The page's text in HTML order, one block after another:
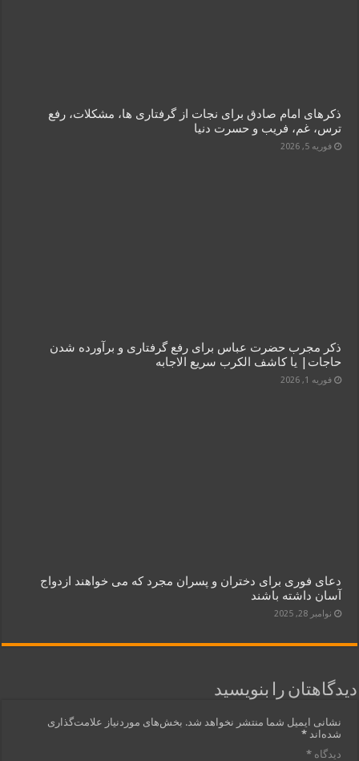
ذکرهای امام صادق برای نجات از گرفتاری‌ ها، مشکلات، رفع
ترس، غم، فریب و حسرت دنیا
فوریه 5, 2026
ذکر مجرب حضرت عباس برای رفع گرفتاری و برآورده شدن
حاجات| یا کاشف الکرب سریع‌ الاجابه
فوریه 1, 2026
دعای فوری برای دختران و پسران مجرد که می‌ خواهند ازدواج
آسان داشته باشند
نوامبر 28, 2025
دیدگاهتان را بنویسید
نشانی ایمیل شما منتشر نخواهد شد. بخش‌های موردنیاز علامت‌گذاری
شده‌اند*
دیدگاه*